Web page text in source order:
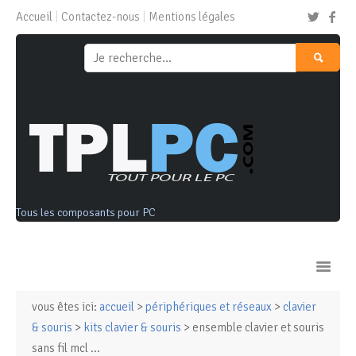
Accueil Contactez-nous Mentions légales
Tous les composants pour PC
Ordinateurs & Tablettes
vous êtes ici: accueil > périphériques et réseaux > clavier
& souris > kits clavier & souris > ensemble clavier et souris
sans fil mcl ...